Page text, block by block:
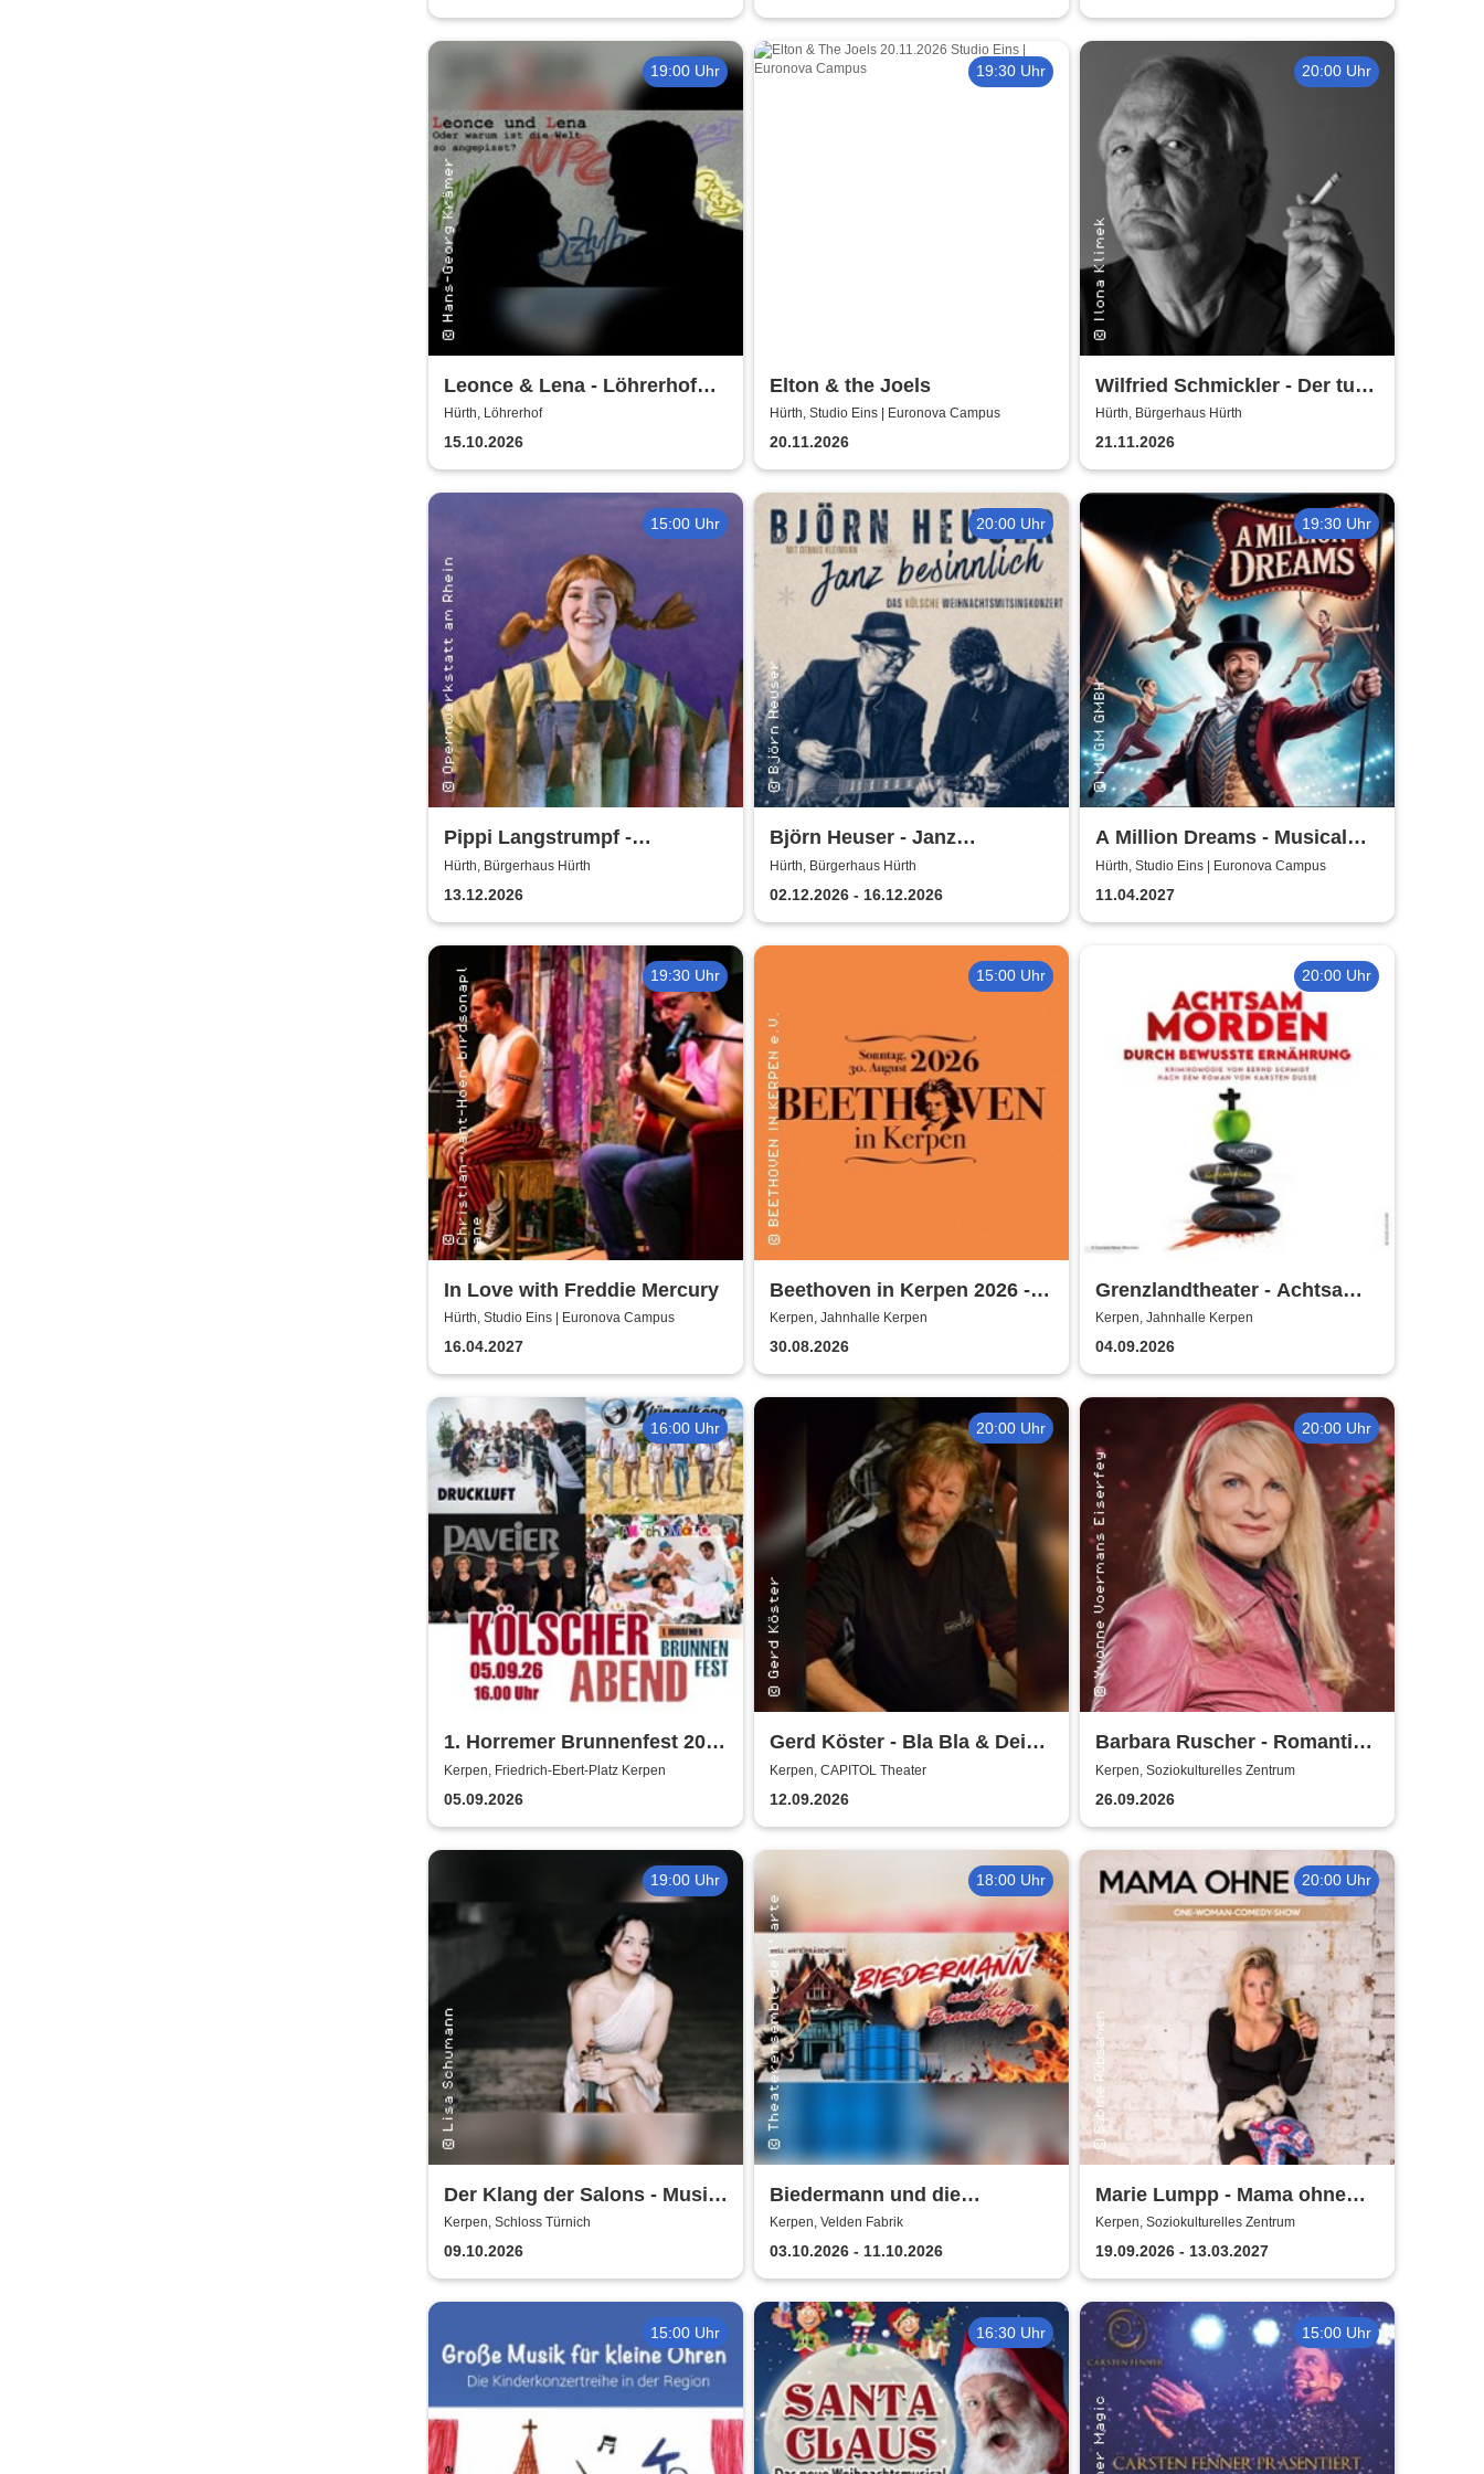
19:00 Uhr
Leonce & Lena - Löhrerhof
Hürth
Hürth, Löhrerhof
15.10.2026
19:30 Uhr
Elton & the Joels
Hürth, Studio Eins | Euronova Campus
20.11.2026
20:00 Uhr
Wilfried Schmickler - Der tut's
noch
Hürth, Bürgerhaus Hürth
21.11.2026
15:00 Uhr
Pippi Langstrumpf -
Bürgerhaus Hürth
Hürth, Bürgerhaus Hürth
13.12.2026
20:00 Uhr
Björn Heuser - Janz
besinnlich
Hürth, Bürgerhaus Hürth
02.12.2026 - 16.12.2026
19:30 Uhr
A Million Dreams - Musical
Circus Show
Hürth, Studio Eins | Euronova Campus
11.04.2027
19:30 Uhr
In Love with Freddie Mercury
Hürth, Studio Eins | Euronova Campus
16.04.2027
15:00 Uhr
Beethoven in Kerpen 2026 -
Sommerkonzerte 2026
Kerpen, Jahnhalle Kerpen
30.08.2026
20:00 Uhr
Grenzlandtheater - Achtsam
Morden durch bewusste
Ernährung
Kerpen, Jahnhalle Kerpen
04.09.2026
16:00 Uhr
1. Horremer Brunnenfest 2026
- Klüngelköpp, Druckluft,
Planschemalöör, Paveier
Kerpen, Friedrich-Ebert-Platz Kerpen
05.09.2026
20:00 Uhr
Gerd Köster - Bla Bla & Dei
Dei
Kerpen, CAPITOL Theater
12.09.2026
20:00 Uhr
Barbara Ruscher - Romantik,
aber zack, zack!
Kerpen, Soziokulturelles Zentrum
26.09.2026
19:00 Uhr
Der Klang der Salons - Musik
und Gesellschaft bei Marcel
Proust
Kerpen, Schloss Türnich
09.10.2026
18:00 Uhr
Biedermann und die
Brandstifter -
Theaterensemble dell' arte
e.V.
Kerpen, Velden Fabrik
03.10.2026 - 11.10.2026
20:00 Uhr
Marie Lumpp - Mama ohne
Plan
Kerpen, Soziokulturelles Zentrum
19.09.2026 - 13.03.2027
15:00 Uhr 16:30 Uhr 15:00 Uhr